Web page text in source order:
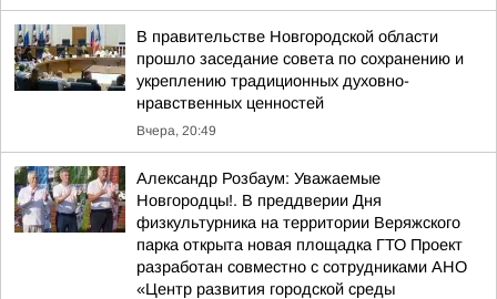
В правительстве Новгородской области
прошло заседание совета по сохранению и
укреплению традиционных духовно-
нравственных ценностей
Вчера, 20:49
Александр Розбаум: Уважаемые
Новгородцы!. В преддверии Дня
физкультурника на территории Веряжского
парка открыта новая площадка ГТО Проект
разработан совместно с сотрудниками АНО
«Центр развития городской среды